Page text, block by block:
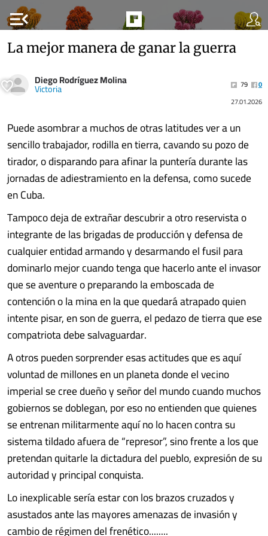
menu_open
La mejor manera de ganar la guerra
Diego Rodríguez Molina
Victoria 79
0
27.01.2026
Puede asombrar a muchos de otras latitudes ver a un
sencillo trabajador, rodilla en tierra, cavando su pozo de
tirador, o disparando para afinar la puntería durante las
jornadas de adiestramiento en la defensa, como sucede
en Cuba.
Tampoco deja de extrañar descubrir a otro reservista o
integrante de las brigadas de producción y defensa de
cualquier entidad armando y desarmando el fusil para
dominarlo mejor cuando tenga que hacerlo ante el invasor
que se aventure o preparando la emboscada de
contención o la mina en la que quedará atrapado quien
intente pisar, en son de guerra, el pedazo de tierra que ese
compatriota debe salvaguardar.
A otros pueden sorprender esas actitudes que es aquí
voluntad de millones en un planeta donde el vecino
imperial se cree dueño y señor del mundo cuando muchos
gobiernos se doblegan, por eso no entienden que quienes
se entrenan militarmente aquí no lo hacen contra su
sistema tildado afuera de “represor”, sino frente a los que
pretendan quitarle la dictadura del pueblo, expresión de su
autoridad y principal conquista.
Lo inexplicable sería estar con los brazos cruzados y
asustados ante las mayores amenazas de invasión y
cambio de régimen del frenético........